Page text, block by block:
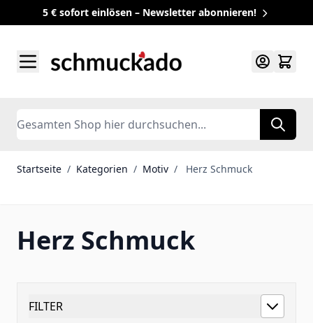
5 € sofort einlösen – Newsletter abonnieren!
Search
Startseite / Kategorien / Motiv / Herz Schmuck
Herz Schmuck
FILTER